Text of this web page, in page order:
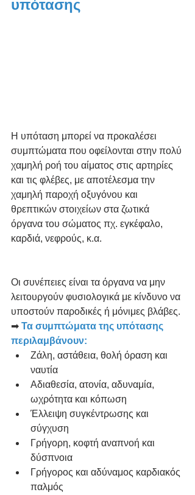
υπότασης
Η υπόταση μπορεί να προκαλέσει
συμπτώματα που οφείλονται στην πολύ
χαμηλή ροή του αίματος στις αρτηρίες
και τις φλέβες, με αποτέλεσμα την
χαμηλή παροχή οξυγόνου και
θρεπτικών στοιχείων στα ζωτικά
όργανα του σώματος πχ. εγκέφαλο,
καρδιά, νεφρούς, κ.α.
Οι συνέπειες είναι τα όργανα να μην
λειτουργούν φυσιολογικά με κίνδυνο να
υποστούν παροδικές ή μόνιμες βλάβες.
➡ Τα συμπτώματα της υπότασης
περιλαμβάνουν:
Ζάλη, αστάθεια, θολή όραση και
ναυτία
Αδιαθεσία, ατονία, αδυναμία,
ωχρότητα και κόπωση
Έλλειψη συγκέντρωσης και
σύγχυση
Γρήγορη, κοφτή αναπνοή και
δύσπνοια
Γρήγορος και αδύναμος καρδιακός
παλμός